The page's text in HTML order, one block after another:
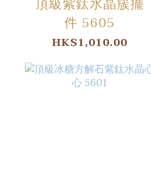
頂級紫鈦水晶簇擺
件 5605
HK$1,010.00